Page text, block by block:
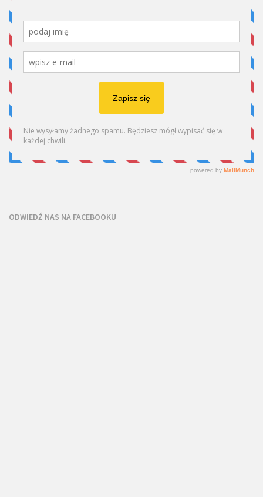
ODWIEDŹ NAS NA FACEBOOKU